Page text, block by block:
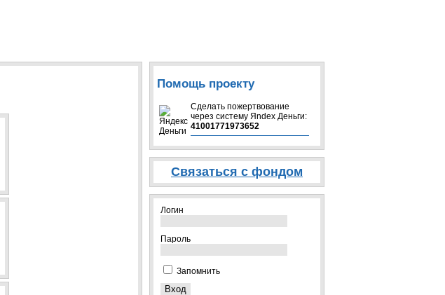
Помощь проекту
Сделать пожертвование
через систeму Яndex Деньги:
41001771973652
Связаться с фондом
Логин
Пароль
Запомнить